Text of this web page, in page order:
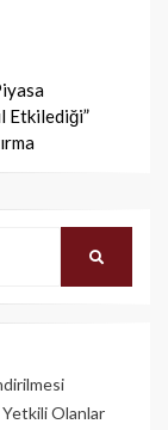
Etkilediği”
Olanlar